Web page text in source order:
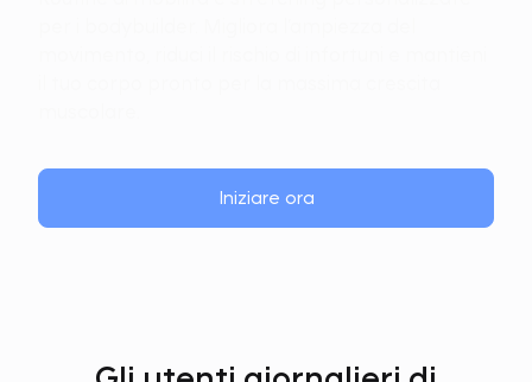
Iniziare ora